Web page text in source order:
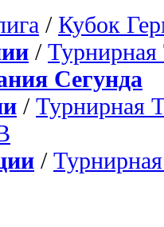
/ Кубок
/ Турнирная
Сегунда
/ Турнирная
/